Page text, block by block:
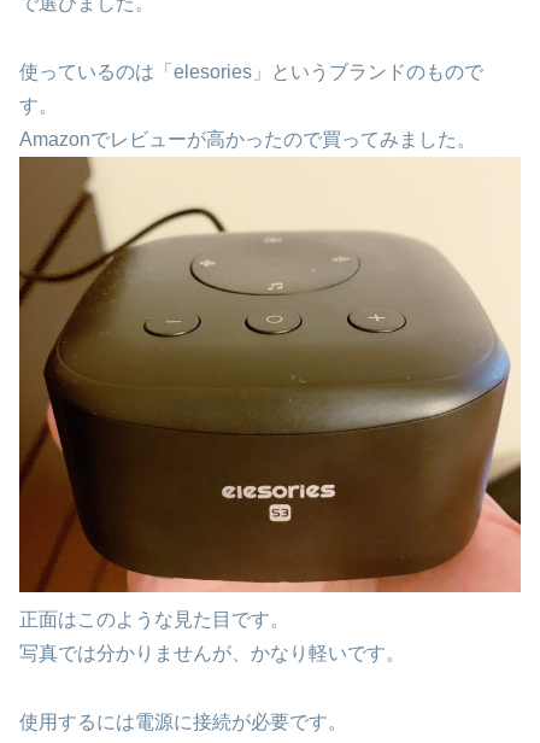
使っているのは「elesories」というブランドのもので
す。
Amazonでレビューが高かったので買ってみました。
正面はこのような見た目です。
写真では分かりませんが、かなり軽いです。
使用するには電源に接続が必要です。